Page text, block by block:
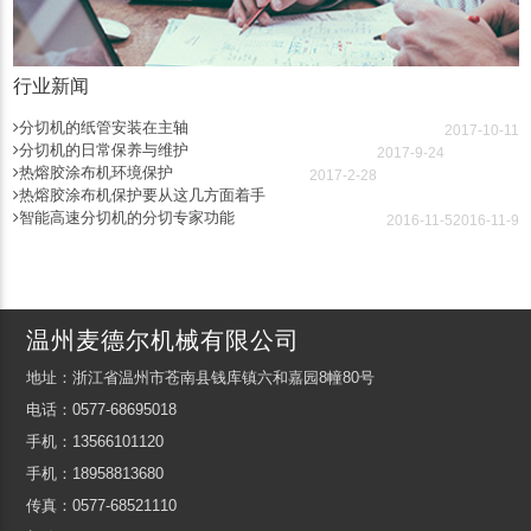
行业新闻
分切机的纸管安装在主轴 2017-10-11
分切机的日常保养与维护 2017-9-24
热熔胶涂布机环境保护 2017-2-28
热熔胶涂布机保护要从这几方面着手
2016-11-9
智能高速分切机的分切专家功能 2016-11-5
温州麦德尔机械有限公司
地址：浙江省温州市苍南县钱库镇六和嘉园8幢80号
电话：0577-68695018
手机：13566101120
手机：18958813680
传真：0577-68521110